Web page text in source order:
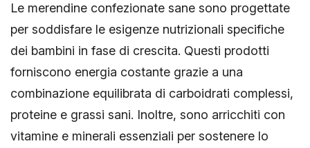
Le merendine confezionate sane sono progettate
per soddisfare le esigenze nutrizionali specifiche
dei bambini in fase di crescita. Questi prodotti
forniscono energia costante grazie a una
combinazione equilibrata di carboidrati complessi,
proteine e grassi sani. Inoltre, sono arricchiti con
vitamine e minerali essenziali per sostenere lo